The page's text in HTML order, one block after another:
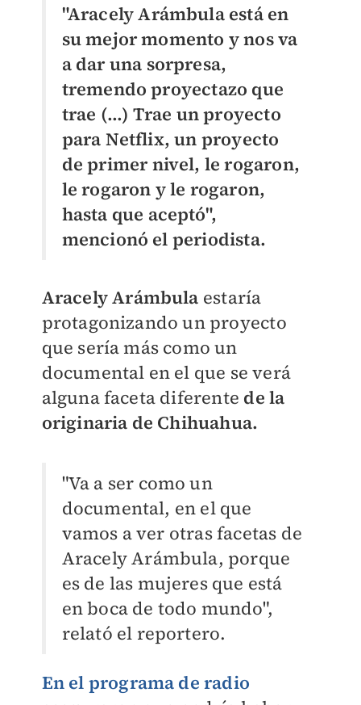
"Aracely Arámbula está en
su mejor momento y nos va
a dar una sorpresa,
tremendo proyectazo que
trae (...) Trae un proyecto
para Netflix, un proyecto
de primer nivel, le rogaron,
le rogaron y le rogaron,
hasta que aceptó",
mencionó el periodista.
Aracely Arámbula estaría
protagonizando un proyecto
que sería más como un
documental en el que se verá
alguna faceta diferente de la
originaria de Chihuahua.
"Va a ser como un
documental, en el que
vamos a ver otras facetas de
Aracely Arámbula, porque
es de las mujeres que está
en boca de todo mundo",
relató el reportero.
En el programa de radio